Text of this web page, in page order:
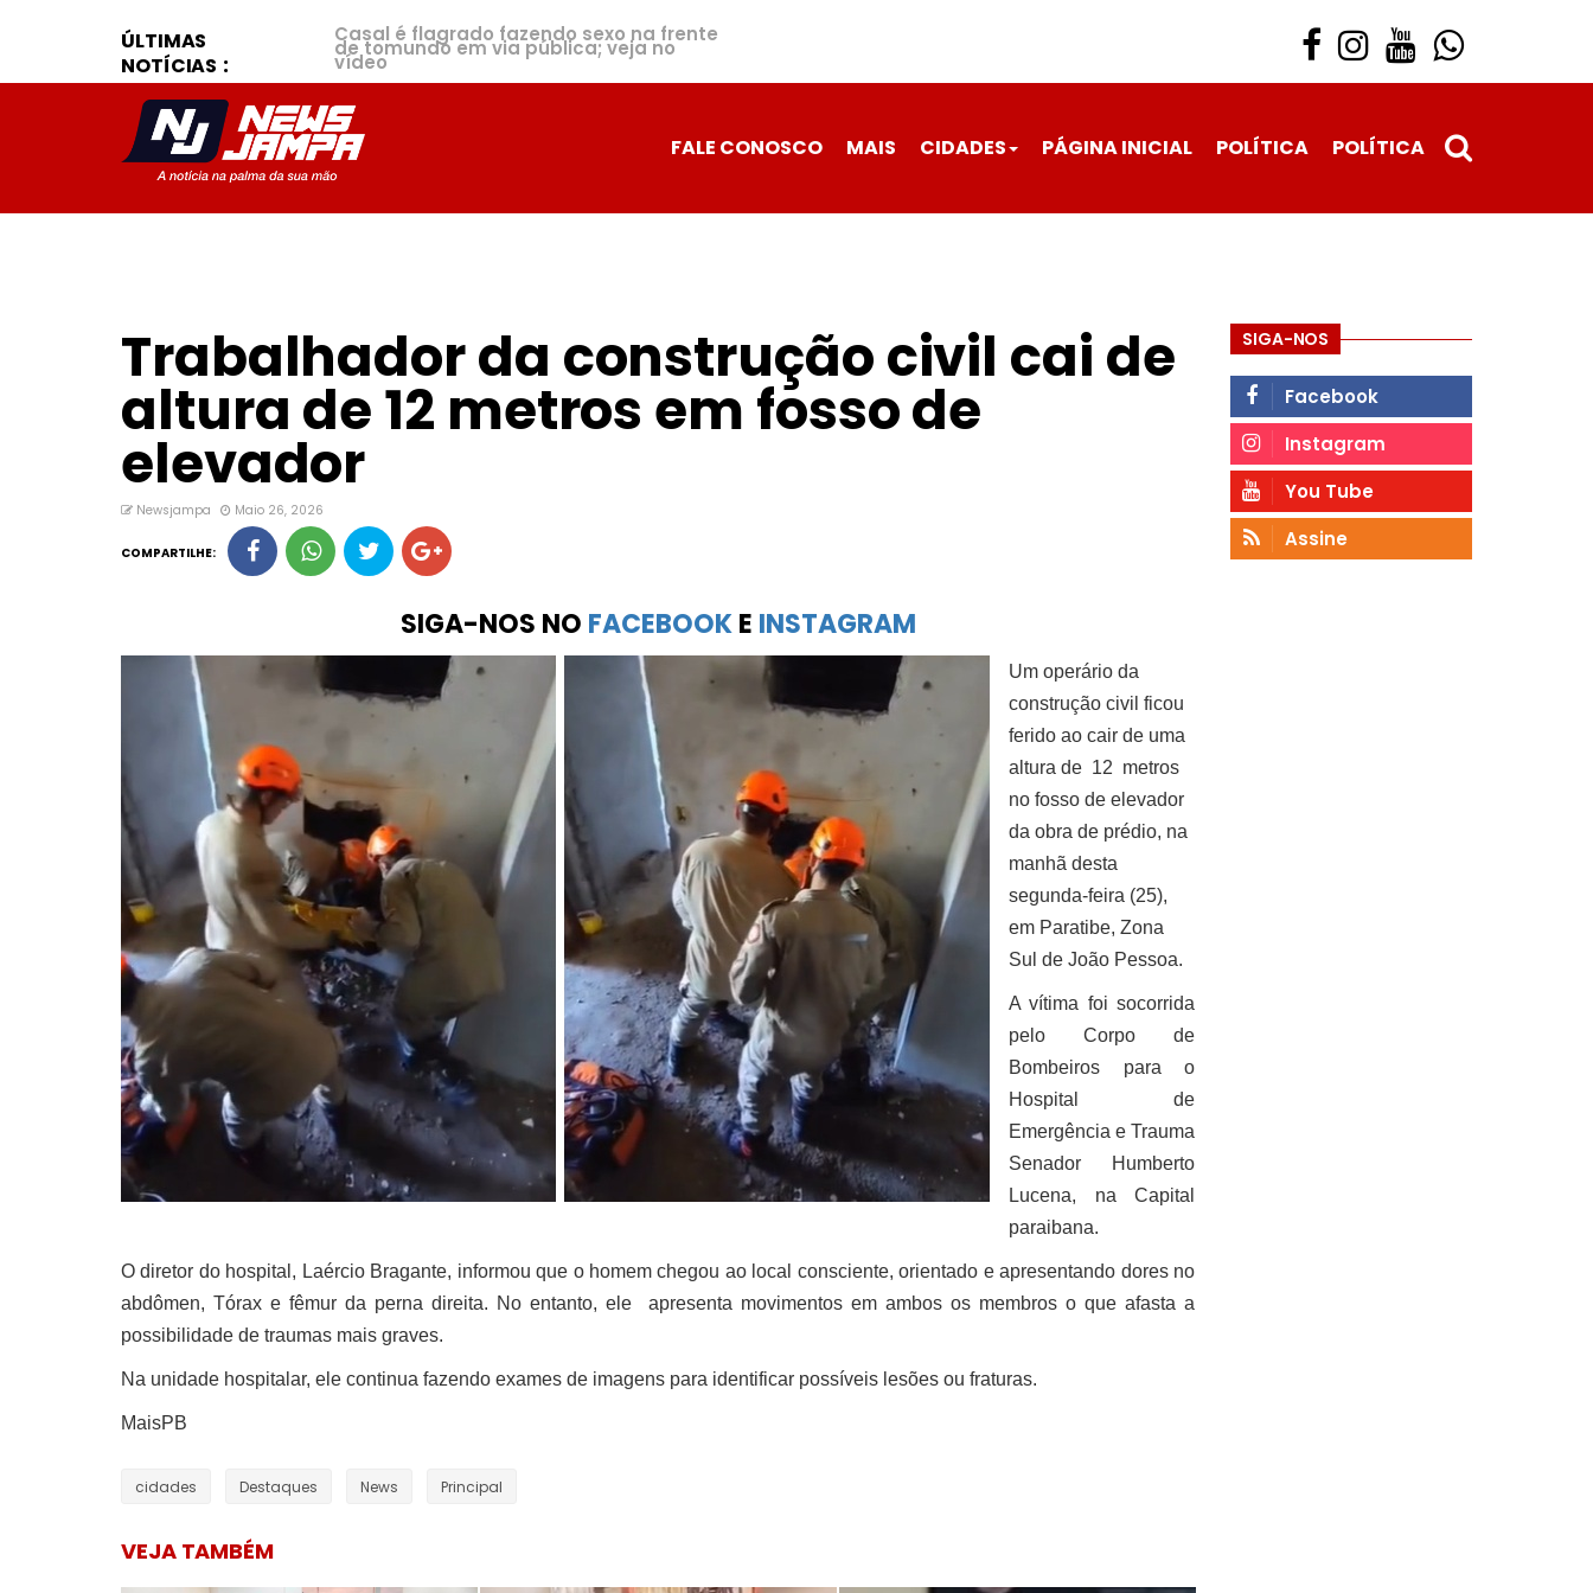
ÚLTIMAS
NOTÍCIAS
Casal é flagrado fazendo sexo na frente
de tomundo em via pública; veja no
vídeo
FALE CONOSCO MAIS CIDADES PÁGINA INICIAL POLÍTICA POLÍTICA
Trabalhador da construção civil cai de
altura de 12 metros em fosso de
elevador
Newsjampa Maio 26, 2026
COMPARTILHE:
SIGA-NOS NO FACEBOOKE INSTAGRAM
Um operário da
construção civil ficou
ferido ao cair de uma
altura de 12 metros
no fosso de elevador
da obra de prédio, na
manhã desta
segunda-feira (25),
em Paratibe, Zona
Sul de João Pessoa.
A vítima foi socorrida
pelo Corpo de
Bombeiros para o
Hospital de
Emergência e Trauma
Senador Humberto
Lucena, na Capital
paraibana.
O diretor do hospital, Laércio Bragante, informou que o homem chegou ao local consciente, orientado e apresentando dores no
abdômen, Tórax e fêmur da perna direita. No entanto, ele apresenta movimentos em ambos os membros o que afasta a
possibilidade de traumas mais graves.
Na unidade hospitalar, ele continua fazendo exames de imagens para identificar possíveis lesões ou fraturas.
MaisPB
cidades Destaques News Principal
VEJA TAMBÉM
SIGA-NOS
Facebook
Instagram
You Tube
Assine